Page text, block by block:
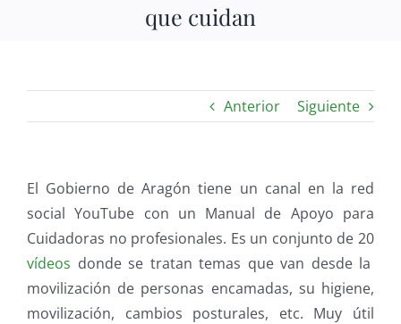
que cuidan
Anterior Siguiente
El Gobierno de Aragón tiene un canal en la red
social YouTube con un Manual de Apoyo para
Cuidadoras no profesionales. Es un conjunto de 20
vídeos donde se tratan temas que van desde la
movilización de personas encamadas, su higiene,
movilización, cambios posturales, etc. Muy útil